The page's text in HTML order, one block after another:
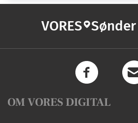
VORES
OM VORES DIGITAL